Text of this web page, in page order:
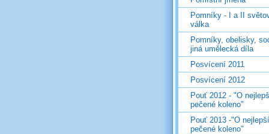
Pomníky - I a II
válka
Pomníky, obelisky,
jiná umělecká díla
Posvícení 2011
Posvícení 2012
Pouť 2012 - "O
pečené koleno"
Pouť 2013 -"O nejlepší
pečené koleno"